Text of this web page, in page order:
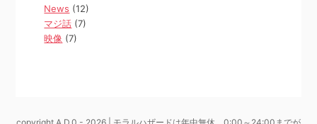
News (12)
マジ話 (7)
映像 (7)